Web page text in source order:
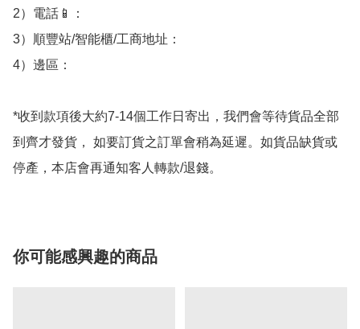
2）電話📱：
3）順豐站/智能櫃/工商地址：
4）邊區：
*收到款項後大約7-14個工作日寄出，我們會等待貨品全部
到齊才發貨， 如要訂貨之訂單會稍為延遲。如貨品缺貨或
停產，本店會再通知客人轉款/退錢。
你可能感興趣的商品